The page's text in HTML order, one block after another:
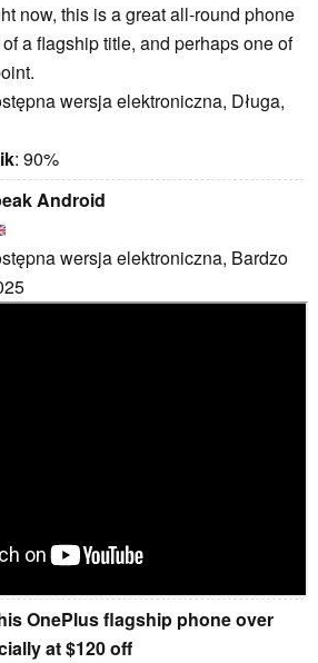
now, this is a great all-round phone
a flagship title, and perhaps one of
wersja elektroniczna, Długa,
: 90%
Android
wersja elektroniczna, Bardzo
OnePlus flagship phone over
at $120 off